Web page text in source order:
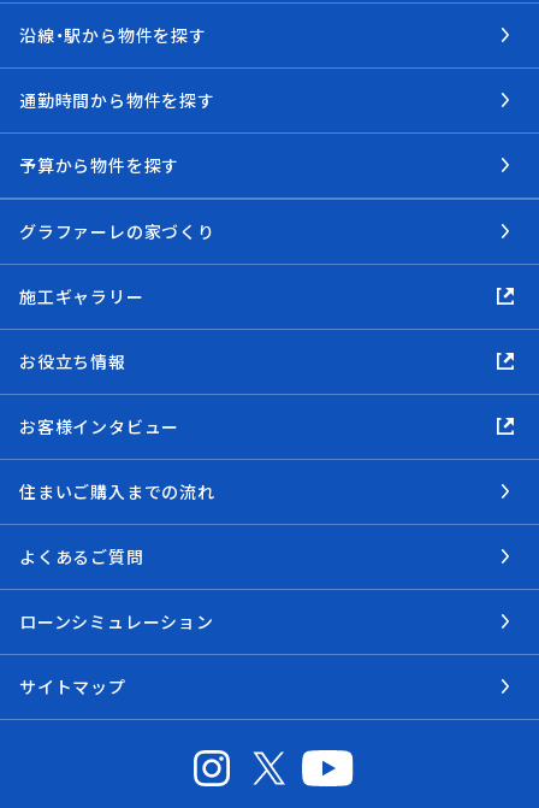
沿線・駅から物件を探す
通勤時間から物件を探す
予算から物件を探す
グラファーレの家づくり
施工ギャラリー
お役立ち情報
お客様インタビュー
住まいご購入までの流れ
よくあるご質問
ローンシミュレーション
サイトマップ